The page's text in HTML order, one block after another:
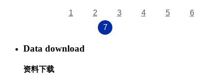
1 2 3 4 5
6
7
Data download
资料下载